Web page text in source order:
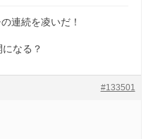
連続を凌いだ！
なる？
#133501